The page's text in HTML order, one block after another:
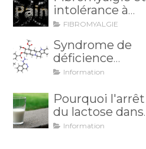
intolérance à
l'histamine :
méconnu ?
FIBROMYALGIE
Syndrome de
déficience
enzymatique
intolérance à
l'histamine: et si
vos maux
Information
Pourquoi l'arrêt
du lactose dans
les douleurs
Information